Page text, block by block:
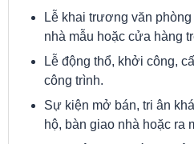
Lễ khai trương văn
nhà mẫu hoặc cửa hàng
Lễ động thổ, khởi công,
công trình.
Sự kiện mở bán, tri ân
hộ, bàn giao nhà hoặc ra